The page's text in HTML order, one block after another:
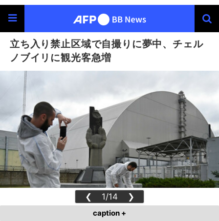
立ち入り禁止区域で自撮りに夢中、チェル
ノブイリに観光客急増
❮ 1/14 ❯
caption +